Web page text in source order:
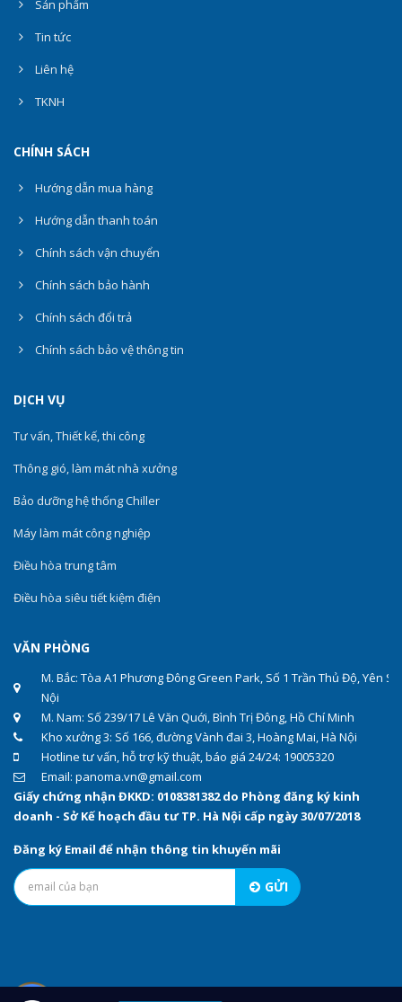
Sản phẩm
Tin tức
Liên hệ
TKNH
CHÍNH SÁCH
Hướng dẫn mua hàng
Hướng dẫn thanh toán
Chính sách vận chuyển
Chính sách bảo hành
Chính sách đổi trả
Chính sách bảo vệ thông tin
DỊCH VỤ
Tư vấn, Thiết kế, thi công
Thông gió, làm mát nhà xưởng
Bảo dưỡng hệ thống Chiller
Máy làm mát công nghiệp
Điều hòa trung tâm
Điều hòa siêu tiết kiệm điện
VĂN PHÒNG
M. Bắc: Tòa A1 Phương Đông Green Park, Số 1 Trần Thủ Độ, Yên
Nội
M. Nam: Số 239/17 Lê Văn Quới, Bình Trị Đông, Hồ Chí Minh
Kho xưởng 3: Số 166, đường Vành đai 3, Hoàng Mai, Hà Nội
Hotline tư vấn, hỗ trợ kỹ thuật, báo giá 24/24: 19005320
Email: panoma.vn@gmail.com
Giấy chứng nhận ĐKKD: 0108381382 do Phòng đăng ký kinh
doanh - Sở Kế hoạch đầu tư TP. Hà Nội cấp ngày 30/07/2018
Đăng ký Email để nhận thông tin khuyến mãi
GỬI